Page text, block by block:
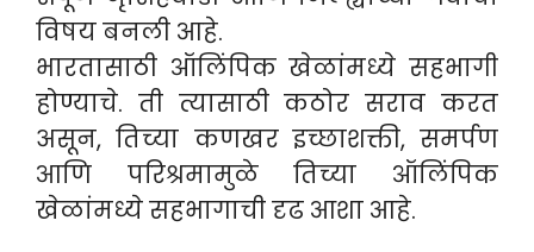
विषय बनली आहे.
भारतासाठी ऑलिंपिक खेळांमध्ये सहभागी
होण्याचे. ती त्यासाठी कठोर सराव करत
असून, तिच्या कणखर इच्छाशक्ती, समर्पण
आणि परिश्रमामुळे तिच्या ऑलिंपिक
खेळांमध्ये सहभागाची दृढ आशा आहे.